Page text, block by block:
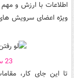
اطلاعات با ارزش و
ویژه اعضای سرویش های
23 سوال پرسشنامه گزینشی داعش
تا این جای کار،